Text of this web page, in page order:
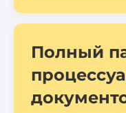
Полный